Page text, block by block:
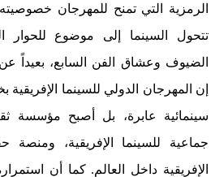
الرمزية التي تمنح للمهرجان
تتحول السينما إلى موضوع للحوار
الضيوف وعشاق الفن السابع، بعيداً
إن المهرجان الدولي للسينما
سينمائية عابرة، بل أصبح مؤسسة
جماعية للسينما الإفريقية، ومنصة
الإفريقية داخل العالم. كما أن